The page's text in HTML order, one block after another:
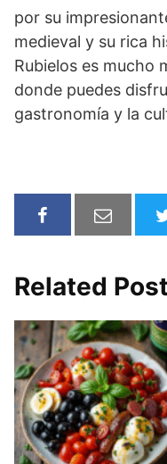
por su
medieval y su rica
Rubielos es mucho
donde puedes
gastronomía y la
Related